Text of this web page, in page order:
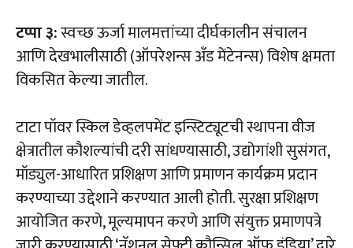
टप्पा ३:स्वच्छ ऊर्जा मालमत्तांच्या दीर्घकालीन संचालन
आणि देखभालीसाठी (ऑपरेशन्स अँड मेंटेनन्स) विशेष क्षमता
विकसित केल्या जातील.
टाटा पॉवर स्किल डेव्हलपमेंट इन्स्टिट्यूटची स्थापना वीज
क्षेत्रातील कौशल्यांची दरी सांधण्यासाठी, उद्योगांशी सुसंगत,
मॉड्युल-आधारित प्रशिक्षण आणि प्रमाणन कार्यक्रम प्रदान
करण्याच्या उद्देशाने करण्यात आली होती. सुरक्षा प्रशिक्षण
आयोजित करणे, मूल्यमापन करणे आणि संयुक्त प्रमाणपत्रे